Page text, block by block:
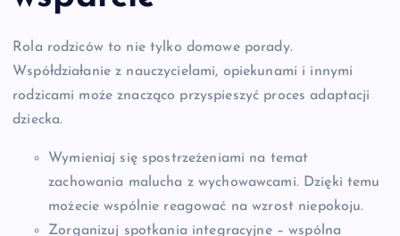
Rola rodziców to nie tylko domowe porady.
Współdziałanie z nauczycielami, opiekunami i innymi
rodzicami może znacząco przyspieszyć proces adaptacji
dziecka.
Wymieniaj się spostrzeżeniami na temat
zachowania malucha z wychowawcami. Dzięki temu
możecie wspólnie reagować na wzrost niepokoju.
Zorganizuj spotkania integracyjne – wspólna